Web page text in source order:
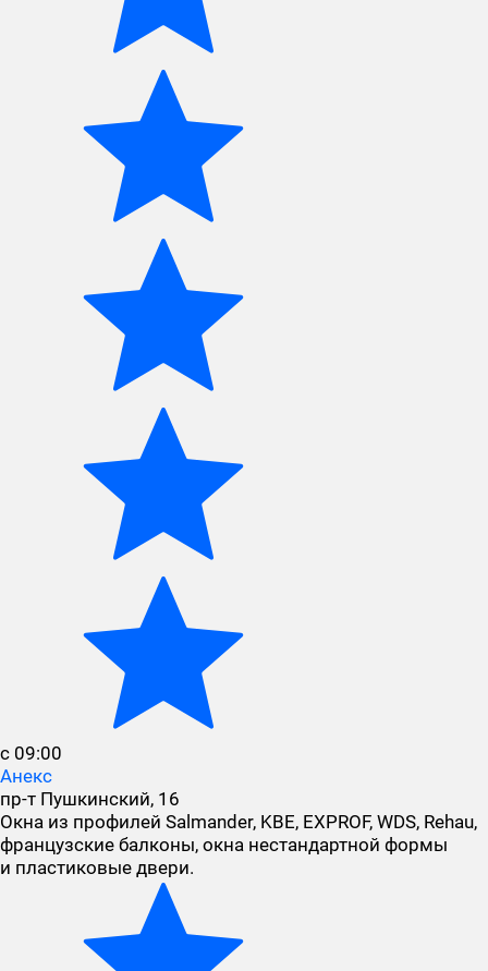
с 09:00
Анекс
пр-т Пушкинский, 16
Окна из профилей Salmander, KBE, EXPROF, WDS, Rehau,
французские балконы, окна нестандартной формы
и пластиковые двери.